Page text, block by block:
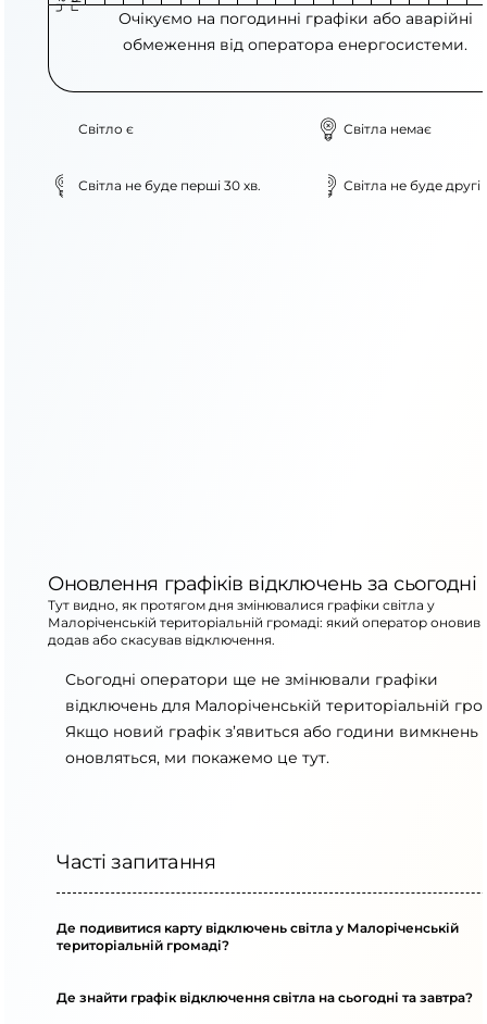
Очікуємо на погодинні графіки або аварійні
обмеження від оператора енергосистеми.
Світло є Світла немає
Світла не буде перші 30 хв. Світла не буде другі
Оновлення графіків відключень за сьогодні
Тут видно, як протягом дня змінювалися графіки світла у
Малоріченській територіальній громаді: який оператор оновив
додав або скасував відключення.
Сьогодні оператори ще не змінювали графіки
відключень для Малоріченській територіальній
Якщо новий графік з’явиться або години вимкнень
оновляться, ми покажемо це тут.
Часті запитання
Де подивитися карту відключень світла у Малоріченській
територіальній громаді?
Де знайти графік відключення світла на сьогодні та завтра?